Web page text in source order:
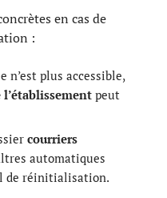
en cas de
:
n’est plus accessible,
peut
courriers
automatiques
de réinitialisation.